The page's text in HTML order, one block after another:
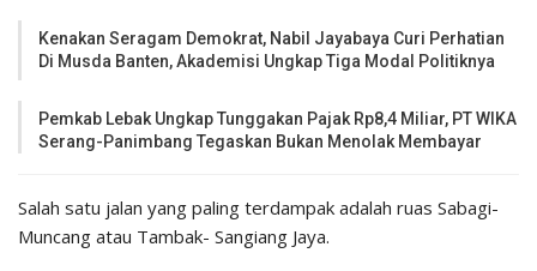
Kenakan Seragam Demokrat, Nabil Jayabaya Curi Perhatian
Di Musda Banten, Akademisi Ungkap Tiga Modal Politiknya
Pemkab Lebak Ungkap Tunggakan Pajak Rp8,4 Miliar, PT WIKA
Serang-Panimbang Tegaskan Bukan Menolak Membayar
Salah satu jalan yang paling terdampak adalah ruas Sabagi-
Muncang atau Tambak- Sangiang Jaya.